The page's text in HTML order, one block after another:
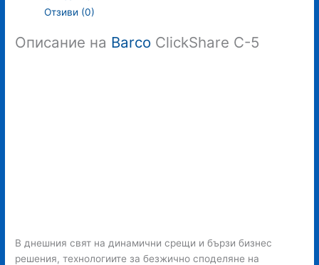
Отзиви (0)
Описание на Barco ClickShare C-5
В днешния свят на динамични срещи и бързи бизнес
решения, технологиите за безжично споделяне на